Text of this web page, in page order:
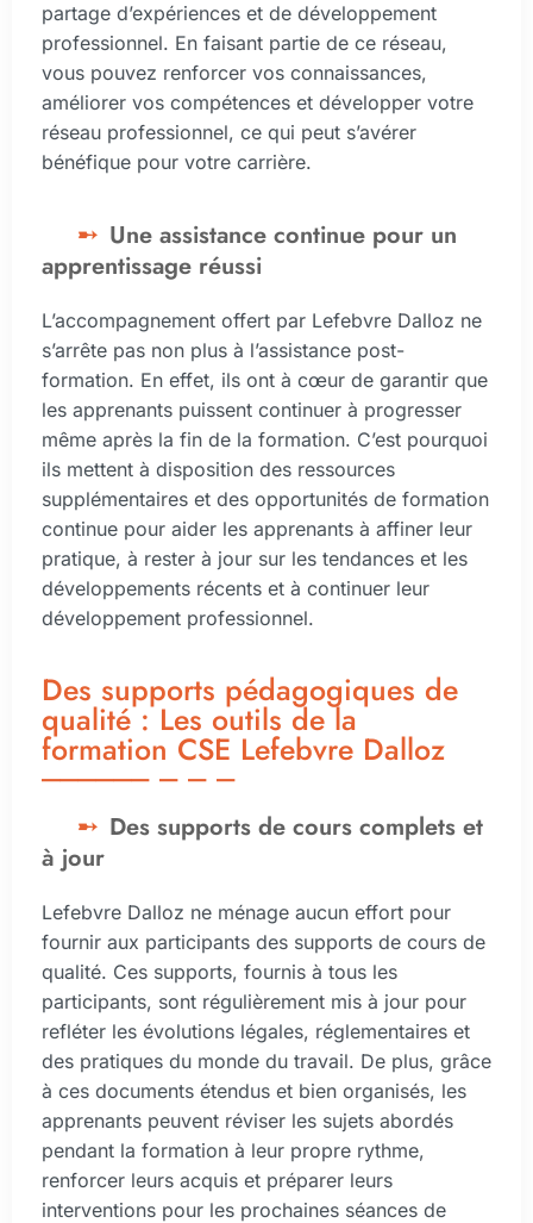
partage d’expériences et de développement
professionnel. En faisant partie de ce réseau,
vous pouvez renforcer vos connaissances,
améliorer vos compétences et développer votre
réseau professionnel, ce qui peut s’avérer
bénéfique pour votre carrière.
Une assistance continue pour un
apprentissage réussi
L’accompagnement offert par Lefebvre Dalloz ne
s’arrête pas non plus à l’assistance post-
formation. En effet, ils ont à cœur de garantir que
les apprenants puissent continuer à progresser
même après la fin de la formation. C’est pourquoi
ils mettent à disposition des ressources
supplémentaires et des opportunités de formation
continue pour aider les apprenants à affiner leur
pratique, à rester à jour sur les tendances et les
développements récents et à continuer leur
développement professionnel.
Des supports pédagogiques de
qualité : Les outils de la
formation CSE Lefebvre Dalloz
Des supports de cours complets et
à jour
Lefebvre Dalloz ne ménage aucun effort pour
fournir aux participants des supports de cours de
qualité. Ces supports, fournis à tous les
participants, sont régulièrement mis à jour pour
refléter les évolutions légales, réglementaires et
des pratiques du monde du travail. De plus, grâce
à ces documents étendus et bien organisés, les
apprenants peuvent réviser les sujets abordés
pendant la formation à leur propre rythme,
renforcer leurs acquis et préparer leurs
interventions pour les prochaines séances de